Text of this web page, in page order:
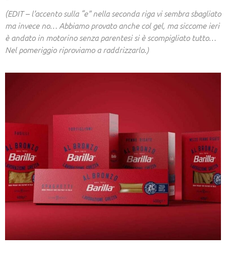
(EDIT – l’accento sulla “e” nella seconda riga vi sembra sbagliato
ma invece no… Abbiamo provato anche col gel, ma siccome ieri
è andato in motorino senza parentesi si è scompigliato tutto…
Nel pomeriggio riproviamo a raddrizzarlo.)